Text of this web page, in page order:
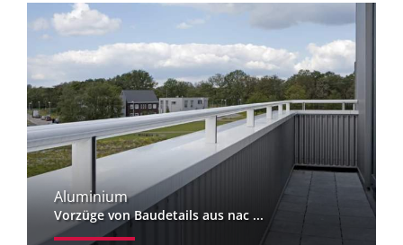
Aluminium
Vorzüge von Baudetails aus nac ...